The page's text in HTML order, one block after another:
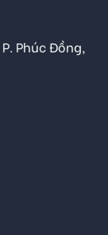
Phúc Đồng,